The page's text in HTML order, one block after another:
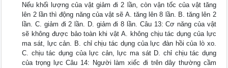
Nếu khối lượng của vật giảm đi 2 lần, còn vận tốc của vật tăng
lên 2 lần thì động năng của vật sẽ A. tăng lên 8 lần. B. tăng lên 2
lần. C. giảm đi 2 lần. D. giảm đi 8 lần. Câu 13: Cơ năng của vật
sẽ không được bảo toàn khi vật A. không chịu tác dụng của lực
ma sát, lực cản. B. chỉ chịu tác dụng của lực đàn hồi của lò xo.
C. chịu tác dụng của lực cản, lực ma sát D. chỉ chịu tác dụng
của trọng lực Câu 14: Người làm xiếc đi trên dây thường cầm